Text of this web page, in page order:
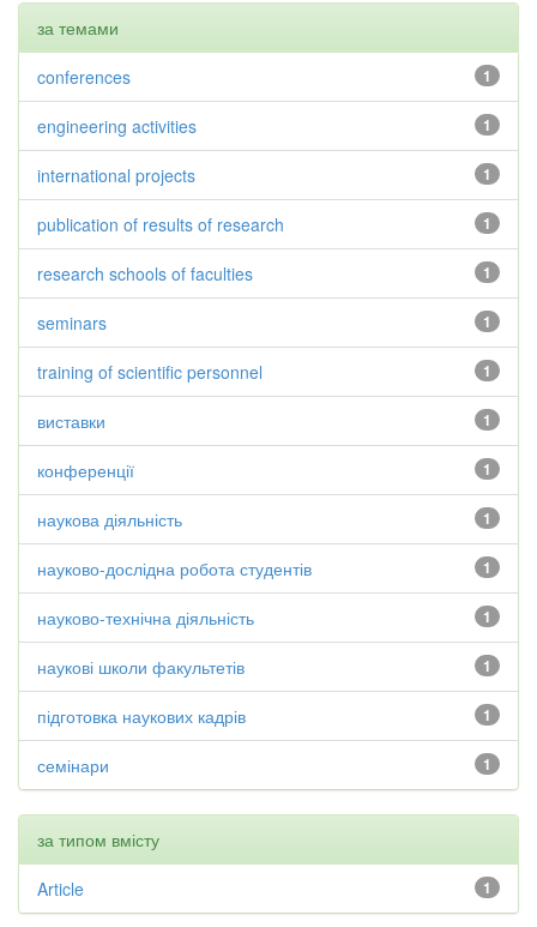
за темами
1
conferences
1
engineering activities
1
international projects
1
publication of results of research
1
research schools of faculties
1
seminars
1
training of scientific personnel
1
виставки
1
конференції
1
наукова діяльність
1
науково-дослідна робота студентів
1
науково-технічна діяльність
1
наукові школи факультетів
1
підготовка наукових кадрів
1
семінари
за типом вмісту
1
Article